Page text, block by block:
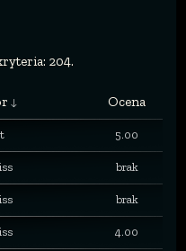
204.
Ocena
5.00
brak
brak
4.00